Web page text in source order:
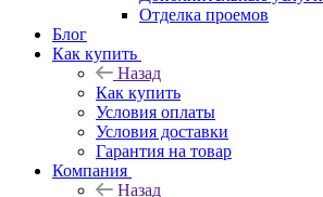
Отделка проемов
Блог
Как купить
Назад
Как купить
Условия оплаты
Условия доставки
Гарантия на товар
Компания
Назад